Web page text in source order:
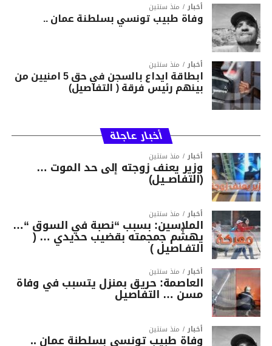
أخبار منذ سنتين
وفاة طبيب تونسي بسلطنة عمان ..
أخبار منذ سنتين
ابطاقة ايداع بالسجن في حق 5 امنيين من
بينهم رئيس فرقة ( التفاصيل)
أخبار عاجلة
أخبار منذ سنتين
وزير يعنف زوجته إلى حد الموت …
(التفاصــيل)
أخبار منذ سنتين
الملاسين: بسبب “نصبة في السوق “…
يهشّم جمجمته بقضيب حديدي … (
التفـاصيل )
أخبار منذ سنتين
العاصمة: حريق بمنزل يتسبب في وفاة
مسن … التفاصيل
أخبار منذ سنتين
وفاة طبيب تونسي بسلطنة عمان ..